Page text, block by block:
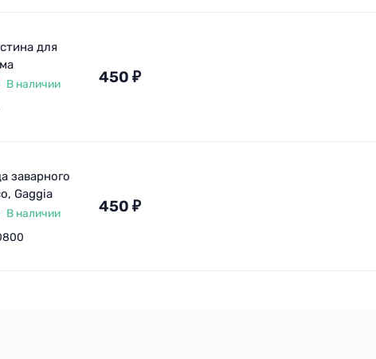
для
В наличии
450 ₽
заварного
Gaggia
В наличии
450 ₽